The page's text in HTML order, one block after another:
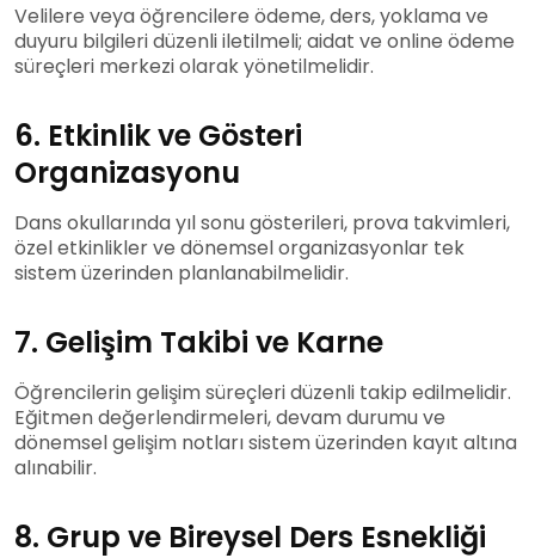
Velilere veya öğrencilere ödeme, ders, yoklama ve
duyuru bilgileri düzenli iletilmeli; aidat ve online ödeme
süreçleri merkezi olarak yönetilmelidir.
6. Etkinlik ve Gösteri
Organizasyonu
Dans okullarında yıl sonu gösterileri, prova takvimleri,
özel etkinlikler ve dönemsel organizasyonlar tek
sistem üzerinden planlanabilmelidir.
7. Gelişim Takibi ve Karne
Öğrencilerin gelişim süreçleri düzenli takip edilmelidir.
Eğitmen değerlendirmeleri, devam durumu ve
dönemsel gelişim notları sistem üzerinden kayıt altına
alınabilir.
8. Grup ve Bireysel Ders Esnekliği